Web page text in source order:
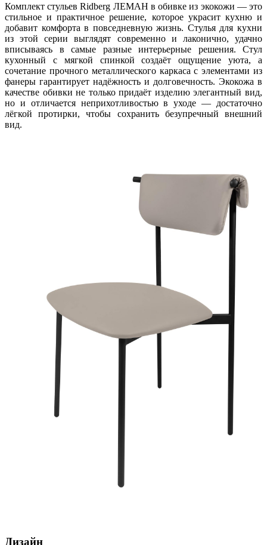
Комплект стульев Ridberg ЛЕМАН в обивке из экокожи — это
стильное и практичное решение, которое украсит кухню и
добавит комфорта в повседневную жизнь. Стулья для кухни
из этой серии выглядят современно и лаконично, удачно
вписываясь в самые разные интерьерные решения. Стул
кухонный с мягкой спинкой создаёт ощущение уюта, а
сочетание прочного металлического каркаса с элементами из
фанеры гарантирует надёжность и долговечность. Экокожа в
качестве обивки не только придаёт изделию элегантный вид,
но и отличается неприхотливостью в уходе — достаточно
лёгкой протирки, чтобы сохранить безупречный внешний
вид.
Дизайн